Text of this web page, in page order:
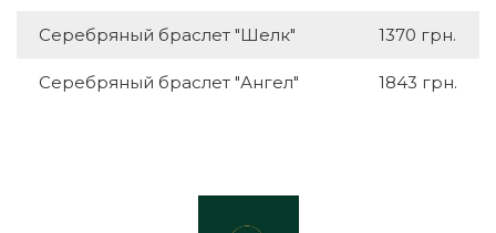
Серебряный браслет "Шелк" 1370 грн.
Серебряный браслет "Ангел" 1843 грн.